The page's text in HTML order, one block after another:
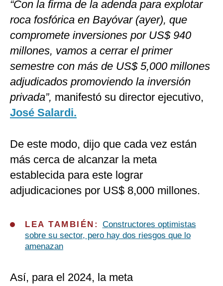
“Con la firma de la adenda para explotar
roca fosfórica en Bayóvar (ayer), que
compromete inversiones por US$ 940
millones, vamos a cerrar el primer
semestre con más de US$ 5,000 millones
adjudicados promoviendo la inversión
privada”, manifestó su director ejecutivo,
José Salardi.
De este modo, dijo que cada vez están
más cerca de alcanzar la meta
establecida para este lograr
adjudicaciones por US$ 8,000 millones.
LEA TAMBIÉN: Constructores optimistas
sobre su sector, pero hay dos riesgos que lo
amenazan
Así, para el 2024, la meta